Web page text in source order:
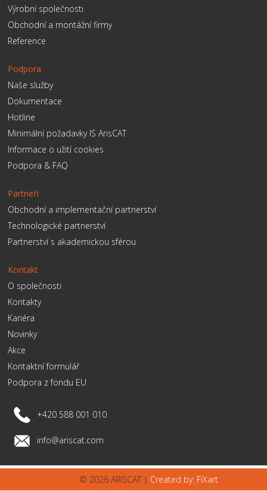
Výrobní společnosti
Obchodní a montážní firmy
Reference
Podpora
Naše služby
Dokumentace
Hotline
Minimální požadavky IS ArisCAT
Informace o užití cookies
Podpora & FAQ
Partneři
Obchodní a implementační partnerství
Technologické partnerství
Partnerství s akademickou sférou
Kontakt
O společnosti
Kontakty
Kariéra
Novinky
Akce
Kontaktní formulář
Podpora z fondu EU
+420 588 001 010
info@ariscat.com
© 2026 ARISCAT | Created by: FiXart